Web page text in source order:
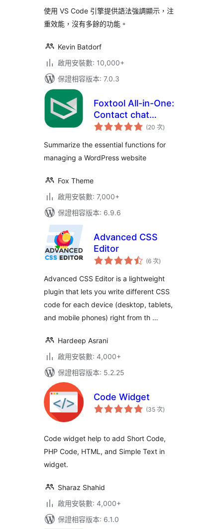
數
使用 VS Code 引擎提供語法強調顯示，注
重效能，沒有多餘的功能。
Kevin Batdorf
啟用安裝數: 10,000+
保證相容版本: 7.0.3
Foxtool All-in-One:
Contact chat
button, Custom
optimize images
(20 次評
分
數
)
Summarize the essential functions for
managing a WordPress website
Fox Theme
啟用安裝數: 7,000+
保證相容版本: 6.9.6
Advanced CSS
Editor
(6 次評
分
數
)
Advanced CSS Editor is a lightweight
plugin that lets you write different CSS
code for each device (desktop, tablets,
and mobile phones) right from th …
Hardeep Asrani
啟用安裝數: 4,000+
保證相容版本: 5.2.25
Code Widget
(35 次評
分)
Code widget help to add Short Code,
PHP Code, HTML, and Simple Text in
widget.
Sharaz Shahid
啟用安裝數: 4,000+
保證相容版本: 6.1.0